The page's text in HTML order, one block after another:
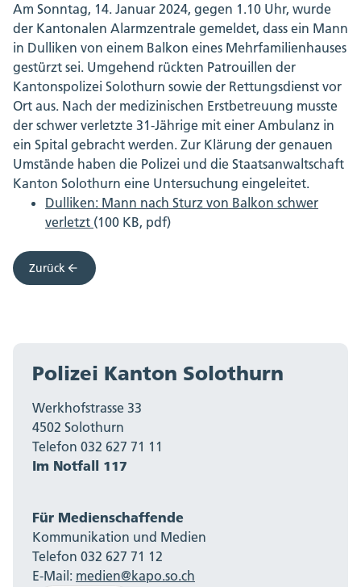
Am Sonntag, 14. Januar 2024, gegen 1.10 Uhr, wurde
der Kantonalen Alarmzentrale gemeldet, dass ein Mann
in Dulliken von einem Balkon eines Mehrfamilienhauses
gestürzt sei. Umgehend rückten Patrouillen der
Kantonspolizei Solothurn sowie der Rettungsdienst vor
Ort aus. Nach der medizinischen Erstbetreuung musste
der schwer verletzte 31-Jährige mit einer Ambulanz in
ein Spital gebracht werden. Zur Klärung der genauen
Umstände haben die Polizei und die Staatsanwaltschaft
Kanton Solothurn eine Untersuchung eingeleitet.
Dulliken: Mann nach Sturz von Balkon schwer
verletzt (100 KB, pdf)
Zurück
Polizei Kanton Solothurn
Werkhofstrasse 33
4502 Solothurn
Telefon 032 627 71 11
Im Notfall 117
Für Medienschaffende
Kommunikation und Medien
Telefon 032 627 71 12
E-Mail: medien@kapo.so.ch